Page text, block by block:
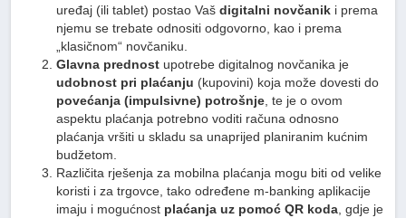
uređaj (ili tablet) postao Vašdigitalni novčanik i prema
njemu se trebate odnositi odgovorno, kao i prema
„klasičnom“ novčaniku.
Glavna prednost upotrebe digitalnog novčanika je
udobnost pri plaćanju (kupovini) koja može dovesti do
povećanja (impulsivne) potrošnje , te je o ovom
aspektu plaćanja potrebno voditi računa odnosno
plaćanja vršiti u skladu sa unaprijed planiranim kućnim
budžetom.
Različita rješenja za mobilna plaćanja mogu biti od velike
koristi i za trgovce, tako određene m-banking aplikacije
imaju i mogućnost plaćanja uz pomoć QR koda , gdje je